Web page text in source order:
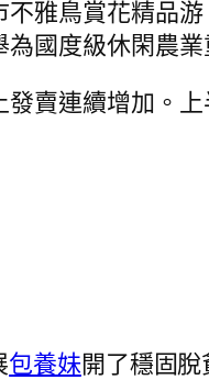
不雅鳥賞花精品
國度級休閑農業
賣連續增加。
包養妹開了穩固